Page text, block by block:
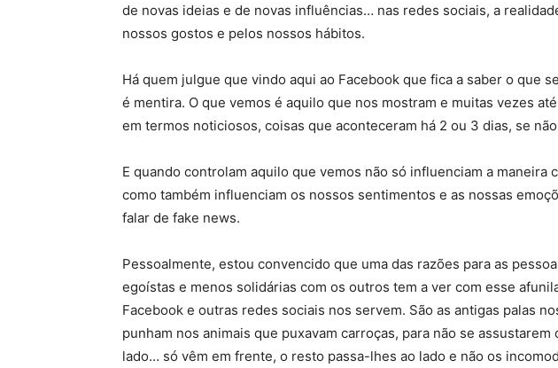
de novas ideias e de novas influências… nas redes sociais, a
nossos gostos e pelos nossos hábitos.
Há quem julgue que vindo aqui ao Facebook que fica a saber o que
é mentira. O que vemos é aquilo que nos mostram e muitas vezes
em termos noticiosos, coisas que aconteceram há 2 ou 3 dias, se
E quando controlam aquilo que vemos não só influenciam a maneira
como também influenciam os nossos sentimentos e as nossas
falar de fake news.
Pessoalmente, estou convencido que uma das razões para as
egoístas e menos solidárias com os outros tem a ver com esse
Facebook e outras redes sociais nos servem. São as antigas palas
punham nos animais que puxavam carroças, para não se assustarem
lado… só vêm em frente, o resto passa-lhes ao lado e não os